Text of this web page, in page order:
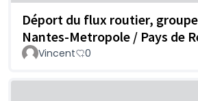
Déport du flux routier,
Nantes-Metropole / Pays de
Vincent 0